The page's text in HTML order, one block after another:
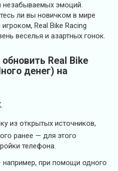
незабываемых эмоций.
ли вы новичком в мире
Real Bike Racing
веселья и азартных гонок.
Real Bike
денег) на
из открытых источников,
ранее — для этого
телефона.
например, при помощи одного